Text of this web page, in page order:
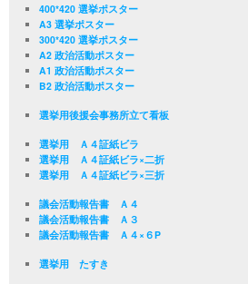
400*420 選挙ポスター
A3 選挙ポスター
300*420 選挙ポスター
A2 政治活動ポスター
A1 政治活動ポスター
B2 政治活動ポスター
選挙用後援会事務所立て看板
選挙用 Ａ４証紙ビラ
選挙用 Ａ４証紙ビラ×二折
選挙用 Ａ４証紙ビラ×三折
議会活動報告書 Ａ４
議会活動報告書 Ａ３
議会活動報告書 Ａ４×６P
選挙用 たすき